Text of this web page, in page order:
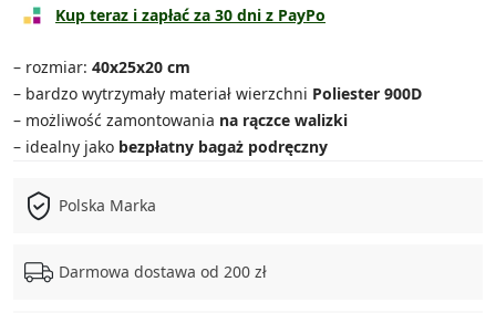
Kup teraz i zapłać za 30 dni z PayPo
– rozmiar: 40x25x20 cm
– bardzo wytrzymały materiał wierzchni Poliester 900D
– możliwość zamontowania na rączce walizki
– idealny jako bezpłatny bagaż podręczny
Polska Marka
Darmowa dostawa od 200 zł